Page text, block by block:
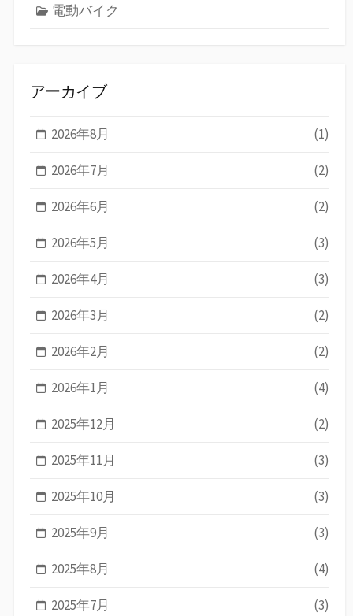
電動バイク
アーカイブ
2026年8月 (1)
2026年7月 (2)
2026年6月 (2)
2026年5月 (3)
2026年4月 (3)
2026年3月 (2)
2026年2月 (2)
2026年1月 (4)
2025年12月 (2)
2025年11月 (3)
2025年10月 (3)
2025年9月 (3)
2025年8月 (4)
2025年7月 (3)